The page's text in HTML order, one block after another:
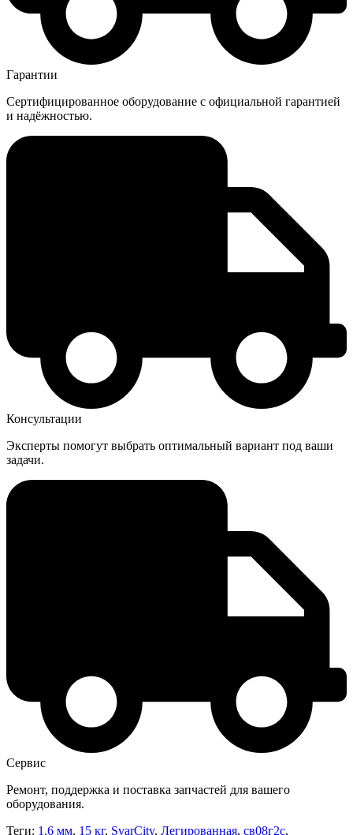
Гарантии
Сертифицированное оборудование с официальной гарантией
и надёжностью.
Консультации
Эксперты помогут выбрать оптимальный вариант под ваши
задачи.
Сервис
Ремонт, поддержка и поставка запчастей для вашего
оборудования.
Теги: 1.6 мм, 15 кг, SvarCity, Легированная, св08г2с,